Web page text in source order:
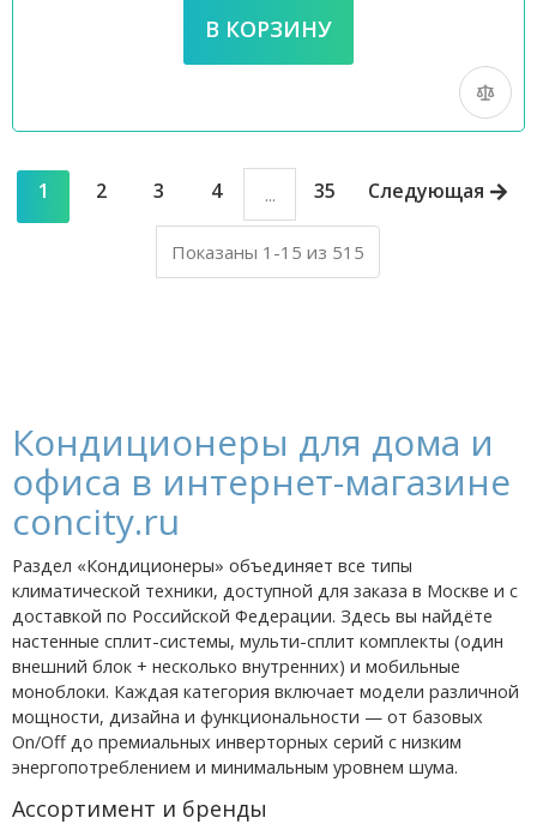
1 2 3 4 ... 35 Следующая
Показаны 1-15 из 515
Кондиционеры для дома и
офиса в интернет-магазине
concity.ru
Раздел «Кондиционеры» объединяет все типы
климатической техники, доступной для заказа в Москве и с
доставкой по Российской Федерации. Здесь вы найдёте
настенные сплит-системы, мульти-сплит комплекты (один
внешний блок + несколько внутренних) и мобильные
моноблоки. Каждая категория включает модели различной
мощности, дизайна и функциональности — от базовых
On/Off до премиальных инверторных серий с низким
энергопотреблением и минимальным уровнем шума.
Ассортимент и бренды